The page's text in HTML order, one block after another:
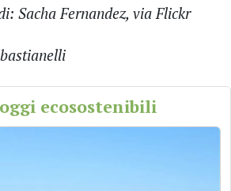
Sacha Fernandez, via Flickr
ecosostenibili